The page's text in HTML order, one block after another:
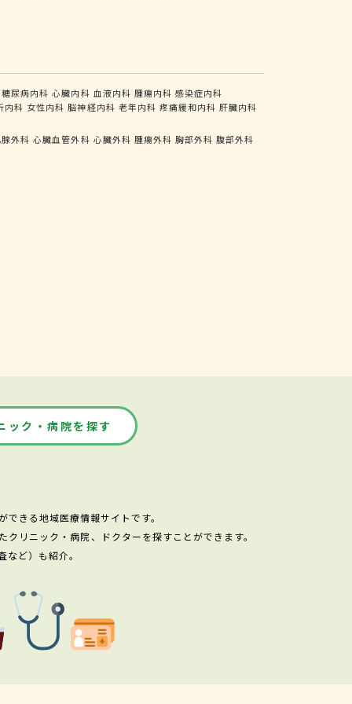
糖尿病内科 心臓内科 血液内科 腫瘍内科 感染症内科
内科 女性内科 脳神経内科 老年内科 疼痛緩和内科 肝臓内科
外科 心臓血管外科 心臓外科 腫瘍外科 胸部外科 腹部外科
ック・病院を探す
きる地域医療情報サイトです。
リニック・病院、ドクターを探すことができます。
ど）も紹介。